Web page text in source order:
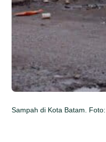
Sampah di Kota Batam.